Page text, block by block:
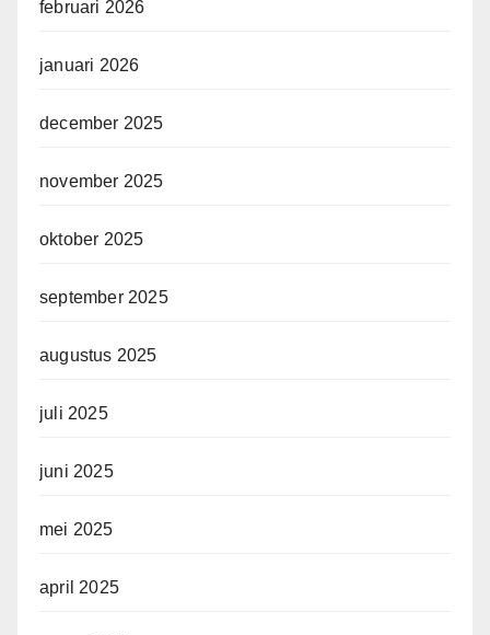
februari 2026
januari 2026
december 2025
november 2025
oktober 2025
september 2025
augustus 2025
juli 2025
juni 2025
mei 2025
april 2025